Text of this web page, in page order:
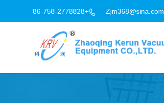
Zjm368@sina.com

+86-758-2778828